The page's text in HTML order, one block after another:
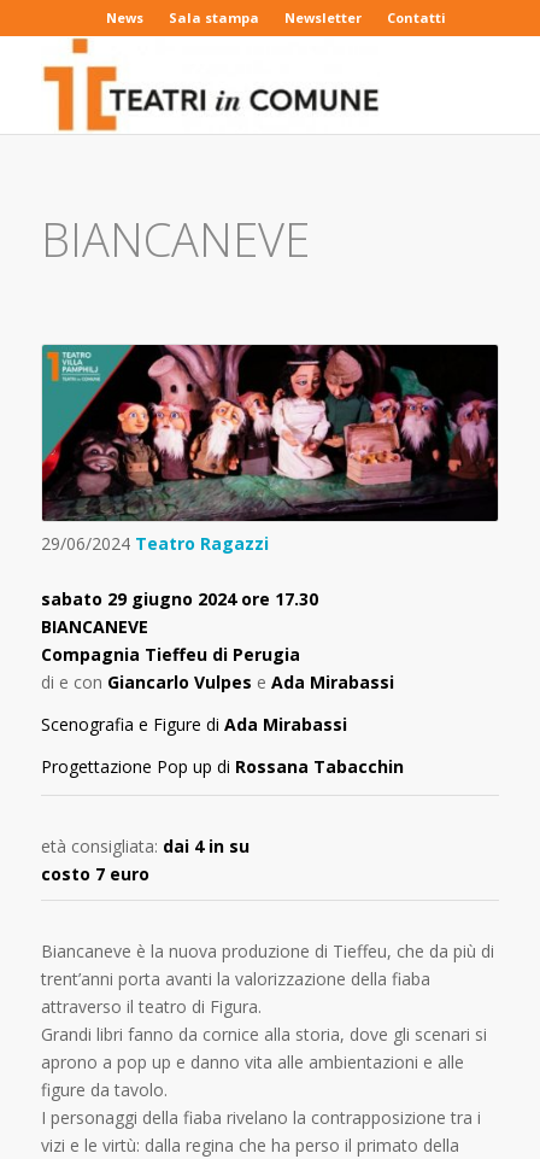
News Sala stampa Newsletter Contatti
BIANCANEVE
29/06/2024 Teatro Ragazzi
sabato 29 giugno 2024 ore 17.30
BIANCANEVE
Compagnia Tieffeu di Perugia
di e con Giancarlo Vulpes e Ada Mirabassi
Scenografia e Figure di Ada Mirabassi
Progettazione Pop up di Rossana Tabacchin
età consigliata: dai 4 in su
costo 7 euro
Biancaneve è la nuova produzione di Tieffeu, che da più di
trent’anni porta avanti la valorizzazione della fiaba
attraverso il teatro di Figura.
Grandi libri fanno da cornice alla storia, dove gli scenari si
aprono a pop up e danno vita alle ambientazioni e alle
figure da tavolo.
I personaggi della fiaba rivelano la contrapposizione tra i
vizi e le virtù: dalla regina che ha perso il primato della